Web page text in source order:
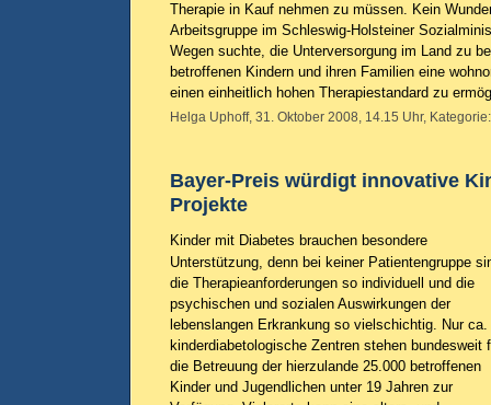
Therapie in Kauf nehmen zu müssen. Kein
Arbeitsgruppe im Schleswig-Holsteiner
Wegen suchte, die Unterversorgung im Land zu
betroffenen Kindern und ihren Familien eine
einen einheitlich hohen Therapiestandard zu
Helga Uphoff, 31. Oktober 2008, 14.15 Uhr,
Bayer-Preis würdigt innovative
Projekte
Kinder mit Diabetes brauchen besondere
Unterstützung, denn bei keiner Patientengruppe
die Therapieanforderungen so individuell und die
psychischen und sozialen Auswirkungen der
lebenslangen Erkrankung so vielschichtig. Nur ca.
kinderdiabetologische Zentren stehen bundesweit
die Betreuung der hierzulande 25.000 betroffenen
Kinder und Jugendlichen unter 19 Jahren zur